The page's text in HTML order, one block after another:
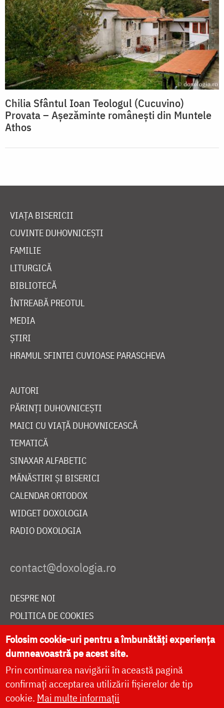
Chilia Sfântul Ioan Teologul (Cucuvino)
Provata – Așezăminte românești din Muntele
Athos
VIAȚA BISERICII
CUVINTE DUHOVNICEȘTI
FAMILIE
LITURGICĂ
BIBLIOTECĂ
ÎNTREABĂ PREOTUL
MEDIA
ȘTIRI
HRAMUL SFINTEI CUVIOASE PARASCHEVA
AUTORI
PĂRINȚI DUHOVNICEȘTI
MAICI CU VIAȚĂ DUHOVNICEASCĂ
TEMATICĂ
SINAXAR ALFABETIC
MĂNĂSTIRI ȘI BISERICI
CALENDAR ORTODOX
WIDGET DOXOLOGIA
RADIO DOXOLOGIA
DESPRE NOI
POLITICA DE COOKIES
DONEAZĂ ONLINE PENTRU CATEDRALA NAȚIONALĂ
LIVE
Folosim cookie-uri pentru a îmbunătăți experiența
dumneavoastră pe acest site.
Prin continuarea navigării în această pagină
confirmați acceptarea utilizării fișierelor de tip
cookie. Mai multe informații